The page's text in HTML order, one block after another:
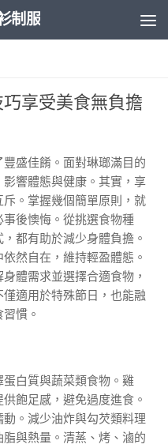
制服
享受美食無負擔
盛佳餚。面對琳瑯滿目的
響體態與健康。其實，享
。掌握幾個簡單原則，就
後懊悔。從挑選食物種
都有助於減少身體負擔。
然自在，維持輕盈體態。
體需求並選擇合適食物，
適用於特殊節日，也能融
慣。
白質與蔬菜類食物。雞
飽足感，避免過度進食。
。減少油炸與勾芡類料理
與熱量。清蒸、烤、滷的